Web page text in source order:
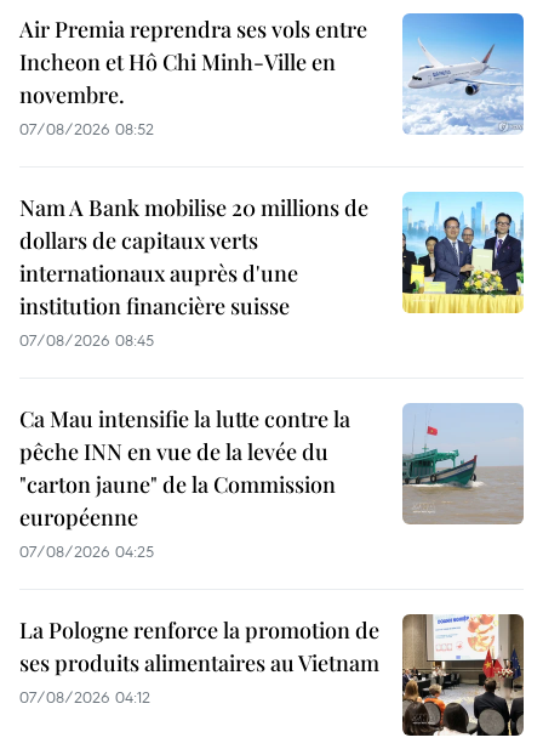
Air Premia reprendra ses vols entre
Incheon et Hô Chi Minh-Ville en
novembre.
07/08/2026 08:52
Nam A Bank mobilise 20 millions de
dollars de capitaux verts
internationaux auprès d'une
institution financière suisse
07/08/2026 08:45
Ca Mau intensifie la lutte contre la
pêche INN en vue de la levée du
"carton jaune" de la Commission
européenne
07/08/2026 04:25
La Pologne renforce la promotion de
ses produits alimentaires au Vietnam
07/08/2026 04:12